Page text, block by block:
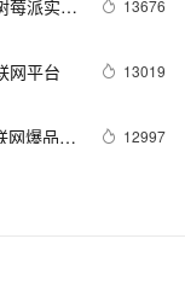
莓派实战
13676
网平台 13019
网爆品推
12997
用